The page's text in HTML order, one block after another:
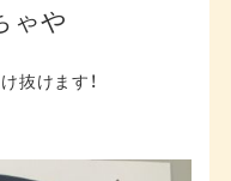
ゃや
抜けます！